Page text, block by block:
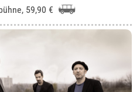
, 59,90 €